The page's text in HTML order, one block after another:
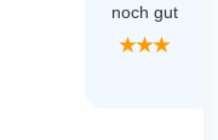
noch gut
★★★